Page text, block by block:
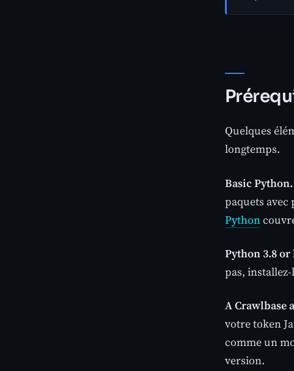
Quelques
longtemps.
Basic Python.
paquets
Python
Python 3.8 or
pas,
A Crawlbase
votre token
comme un
version.